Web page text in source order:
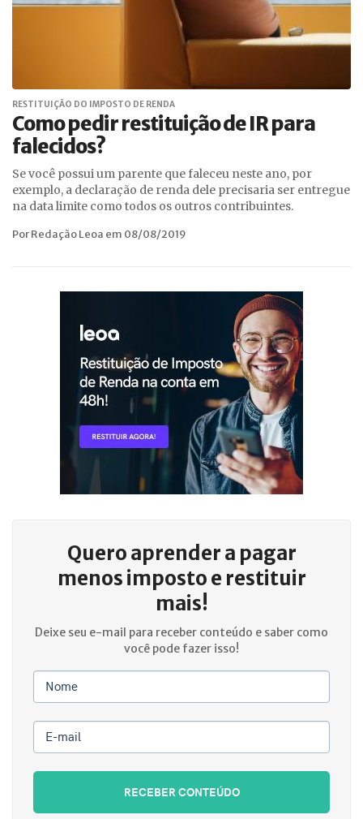
RESTITUIÇÃO DO IMPOSTO DE RENDA
Como pedir restituição de IR para
falecidos?
Se você possui um parente que faleceu neste ano, por
exemplo, a declaração de renda dele precisaria ser entregue
na data limite como todos os outros contribuintes.
Por Redação Leoa em 08/08/2019
Quero aprender a pagar
menos imposto e restituir
mais!
Deixe seu e-mail para receber conteúdo e saber como
você pode fazer isso!
Nome
E-mail
RECEBER CONTEÚDO